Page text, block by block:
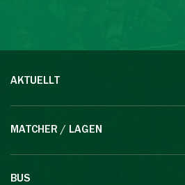
AKTUELLT
MATCHER / LAGEN
BUS